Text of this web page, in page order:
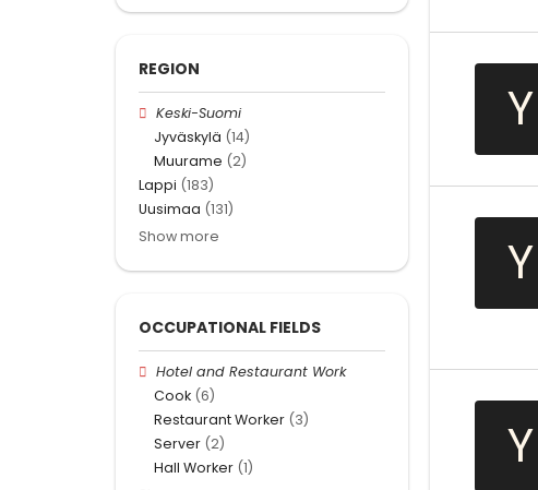
Y
Y
Y
REGION
Keski-Suomi
Jyväskylä (14)
Muurame (2)
Lappi (183)
Uusimaa (131)
Show more
OCCUPATIONAL FIELDS
Hotel and Restaurant Work
Cook (6)
Restaurant Worker (3)
Server (2)
Hall Worker (1)